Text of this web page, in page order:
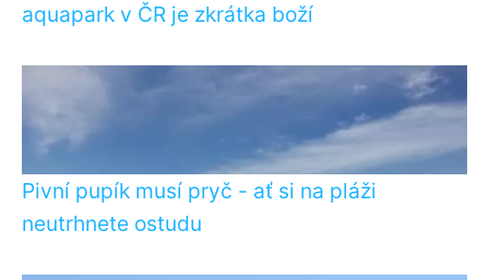
aquapark v ČR je zkrátka boží
Pivní pupík musí pryč - ať si na pláži
neutrhnete ostudu